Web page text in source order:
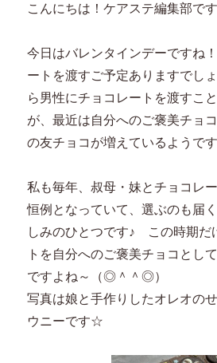
こんにちは！ケアステ編集部で
今日はバレンタインデーですね
ートを渡すご予定ありますでし
ら男性にチョコレートを渡すこ
が、最近は自分へのご褒美チョ
の友チョコが増えているようです
私も毎年、叔母・妹とチョコレ
恒例となっていて、選ぶのも届
しみのひとつです♪ この時期だ
トを自分へのご褒美チョコとし
ですよね～（◎＾＾◎）
写真は娘と手作りしたオレオの
ウニーです☆